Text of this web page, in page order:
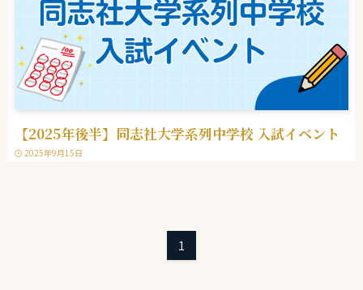
【2025年後半】同志社大学系列中学校 入試イベント
2025年9月15日
1